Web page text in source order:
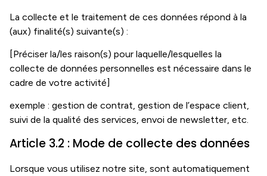
La collecte et le traitement de ces données répond à la
(aux) finalité(s) suivante(s) :
[Préciser la/les raison(s) pour laquelle/lesquelles la
collecte de données personnelles est nécessaire dans le
cadre de votre activité]
exemple : gestion de contrat, gestion de l’espace client,
suivi de la qualité des services, envoi de newsletter, etc.
Article 3.2 : Mode de collecte des données
Lorsque vous utilisez notre site, sont automatiquement